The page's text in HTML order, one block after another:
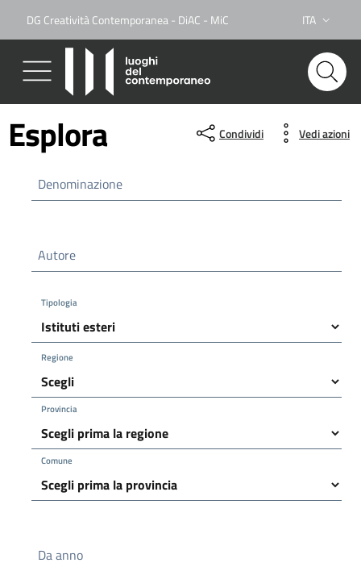
DG Creatività Contemporanea - DiAC - MiC Lingua
ITA
Esplora Condividi Vedi azioni
Denominazione
Autore
Tipologia
Regione
Provincia
Comune
Da anno